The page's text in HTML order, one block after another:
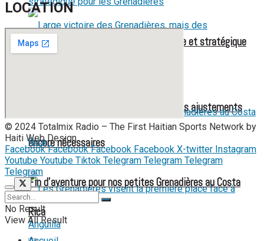
Large victoire des Grenadières, mais des ajustements
encore nécessaires
Mondial féminin 2027 : une liste élargie et stratégique
Fin d’aventure pour nos petites Grenadières au Costa
Rica
LOCATION
© 2024 Totalmix Radio – The First Haitian Sports Network by
Haiti Web Design.
Facebook Facebook Facebook Facebook X-twitter Instagram
Youtube Youtube Tiktok Telegram Telegram Telegram
Telegram
No Result
View All Result